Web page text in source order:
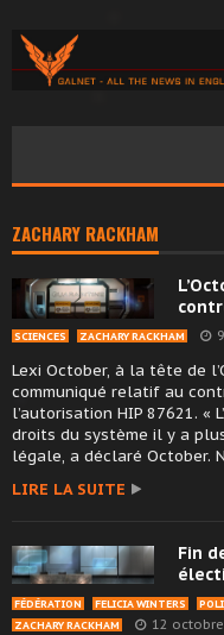
ZACHARY RACKHAM
SCIENCES ZACHARY RACKHAM
Lexi October, à la tête de
communiqué relatif au
l’autorisation HIP 87621. «
droits du système il y a
légale, a déclaré October.
LIRE LA SUITE
Fin
FÉDÉRATION FELICIA WINTERS
ZACHARY RACKHAM
12